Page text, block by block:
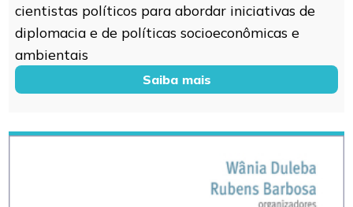
cientistas políticos para abordar iniciativas de
diplomacia e de políticas socioeconômicas e
ambientais
Saiba mais